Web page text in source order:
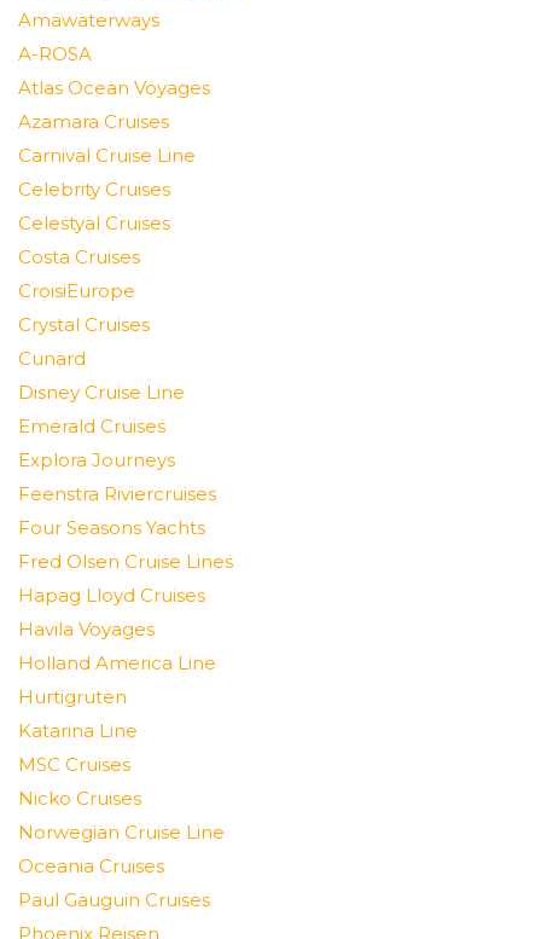
Amawaterways
A-ROSA
Atlas Ocean Voyages
Azamara Cruises
Carnival Cruise Line
Celebrity Cruises
Celestyal Cruises
Costa Cruises
CroisiEurope
Crystal Cruises
Cunard
Disney Cruise Line
Emerald Cruises
Explora Journeys
Feenstra Riviercruises
Four Seasons Yachts
Fred Olsen Cruise Lines
Hapag Lloyd Cruises
Havila Voyages
Holland America Line
Hurtigruten
Katarina Line
MSC Cruises
Nicko Cruises
Norwegian Cruise Line
Oceania Cruises
Paul Gauguin Cruises
Phoenix Reisen